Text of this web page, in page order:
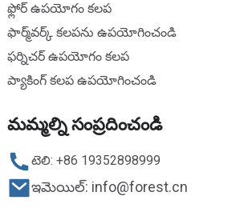
ఫ్లోర్ ఉపయోగం కలప
ఫార్మ్‌వర్క్ కలపను ఉపయోగించండి
ఫర్నిచర్ ఉపయోగం కలప
ప్యాకింగ్ కలప ఉపయోగించండి
మమ్మల్ని సంప్రదించండి
టెలి: +86 19352898999
ఇమెయిల్: info@forest.cn